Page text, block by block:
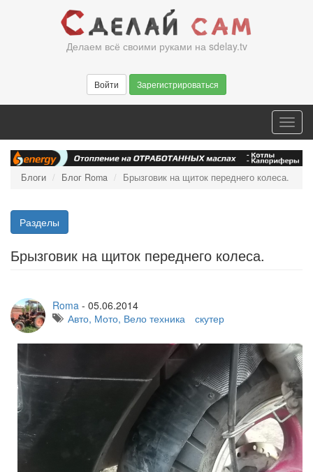
Делаем всё своими руками на sdelay.tv
Войти Зарегистрироваться
Блоги Блог Roma Брызговик на щиток переднего колеса.
Разделы
Брызговик на щиток переднего колеса.
Roma - 05.06.2014
Авто, Мото, Вело техника
скутер